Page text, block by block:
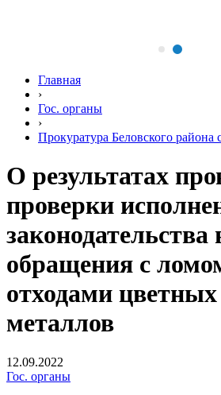
Главная
›
Гос. органы
›
Прокуратура Беловского района
О результатах
проверки
законодательства
обращения с
отходами
металлов
12.09.2022
Гос. органы